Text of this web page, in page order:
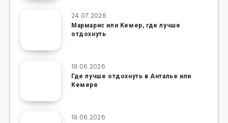
24.07.2026
Мармарис или Кемер, где лучше
отдохнуть
19.06.2026
Где лучше отдохнуть в Анталье или
Кемере
19.06.2026